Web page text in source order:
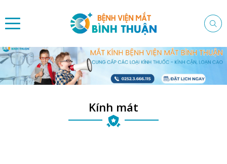
Kính mát